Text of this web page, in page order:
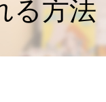
る方法